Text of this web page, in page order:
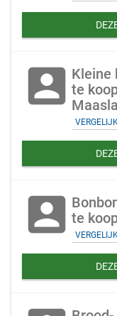
account_box Kleine
te
account_box te